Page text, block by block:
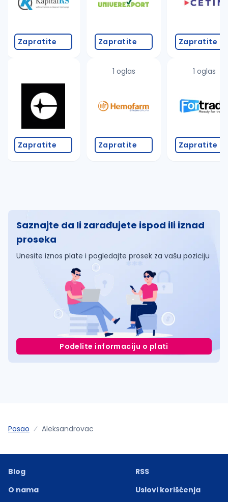
Zapratite
Zapratite
Zapratite
1 oglas
Zapratite
Zapratite
1 oglas
Zapratite
Saznajte da li zarađujete ispod ili iznad
proseka
Unesite iznos plate i pogledajte prosek za vašu poziciju
Podelite informaciju o plati
Posao Aleksandrovac
Blog
O nama
RSS
Uslovi korišćenja